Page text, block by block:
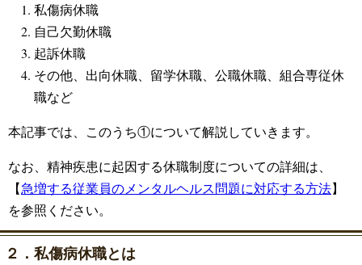
私傷病休職
自己欠勤休職
起訴休職
その他、出向休職、留学休職、公職休職、組合専従休
職など
本記事では、このうち①について解説していきます。
なお、精神疾患に起因する休職制度についての詳細は、
【急増する従業員のメンタルヘルス問題に対応する方法】
を参照ください。
２．私傷病休職とは